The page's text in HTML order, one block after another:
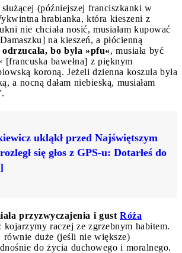
(późniejszej franciszkanki w
hrabianka, która kieszeni z
nie chciała nosić, musiałam kupować
na kieszeń, a płócienną
odrzucała, bo była »pfu«, musiała być
[francuska bawełna] z pięknym
koroną. Jeżeli dzienna koszula była
a nocną dałam niebieską, musiałam
ukląkł przed Najświętszym
się głos z GPS-u: Dotarłeś do
przyzwyczajenia i gust Róża
kojarzymy raczej ze zgrzebnym habitem.
równie duże (jeśli nie większe)
do życia duchowego i moralnego.